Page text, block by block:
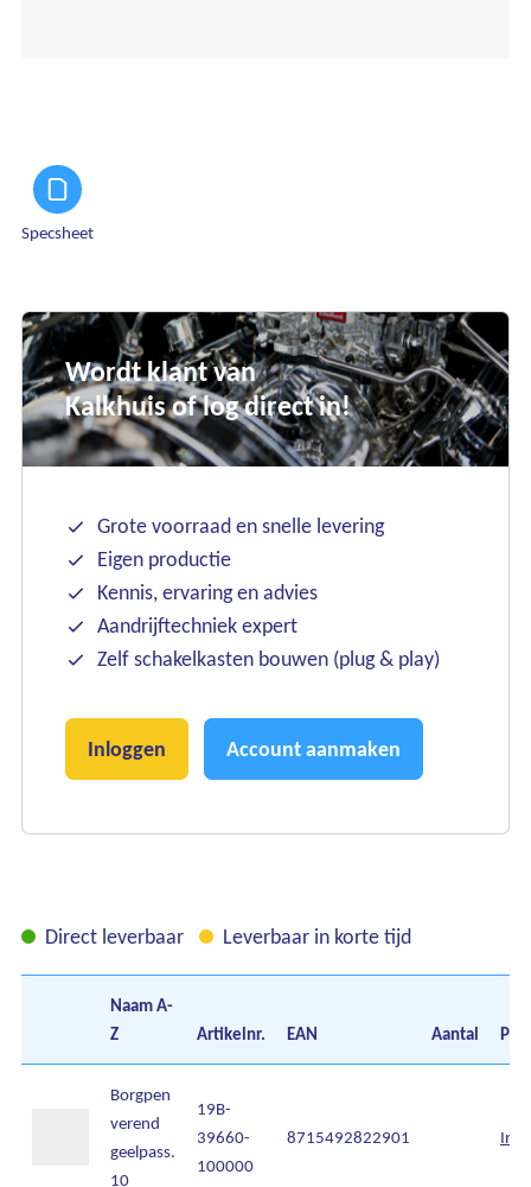
Ons assortiment
Onze merken
Specsheet
Wordt klant van
Kalkhuis of log direct in!
Grote voorraad en snelle levering
Eigen productie
Kennis, ervaring en advies
Aandrijftechniek expert
Zelf schakelkasten bouwen (plug & play)
Inloggen Account aanmaken
Direct leverbaar Leverbaar in korte tijd
NaamA-
Z
Artikelnr. EAN Aantal Prijs
Borgpen
verend
geelpass.
10
19B-
39660-
100000
8715492822901